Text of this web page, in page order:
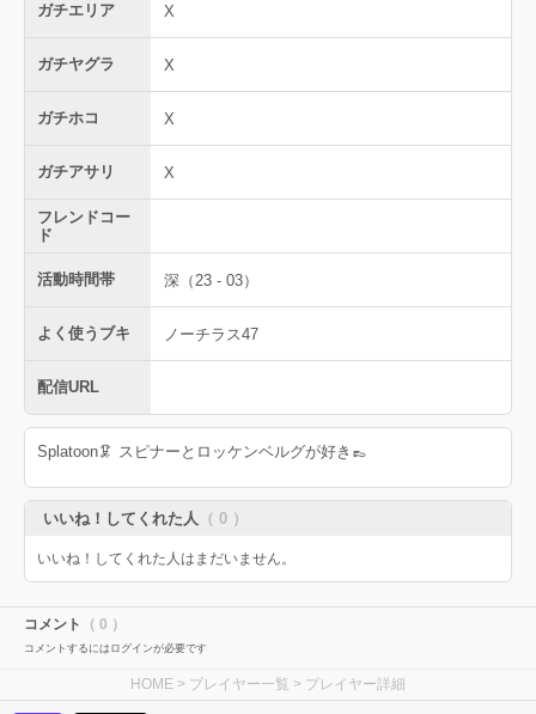
ガチエリア X
ガチヤグラ X
ガチホコ X
ガチアサリ X
フレンドコー
ド
活動時間帯 深（23 - 03）
よく使うブキ ノーチラス47
配信URL
Splatoon🦑 スピナーとロッケンベルグが好き👞
いいね！してくれた人 （ 0 ）
いいね！してくれた人はまだいません。
コメント （ 0 ）
コメントするにはログインが必要です
HOME > プレイヤー一覧 > プレイヤー詳細